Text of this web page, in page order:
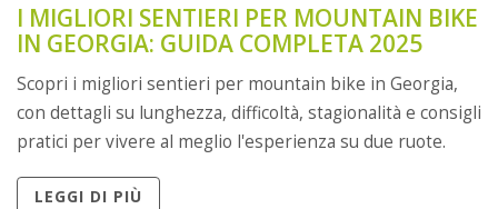
I MIGLIORI SENTIERI PER MOUNTAIN BIKE
IN GEORGIA: GUIDA COMPLETA 2025
Scopri i migliori sentieri per mountain bike in Georgia,
con dettagli su lunghezza, difficoltà, stagionalità e consigli
pratici per vivere al meglio l'esperienza su due ruote.
LEGGI DI PIÙ